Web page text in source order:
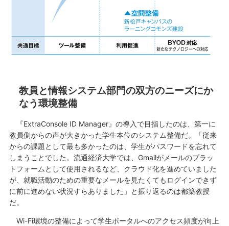
教員と情報システム部門の双方のニーズにか
なう環境整備
『ExtraConsole ID Manager』の導入で目指したのは、第一に
教員側からの声が大きかった学生本位のシステム整備だ。「従来
からの課題として最も多かったのは、学生がパスワードを忘れて
しまうことでした。流通経済大学では、Gmailがメールのプラッ
トフォームとして使用されるなど、クラウド化を進めていました
が、就職活動のための重要なメールを見たくてもログインできず
に前に進めない状況すらありました」と振り返るのは都築教授
だ。
Wi-Fi環境の整備によって学生ポータルへのアクセス頻度が向上